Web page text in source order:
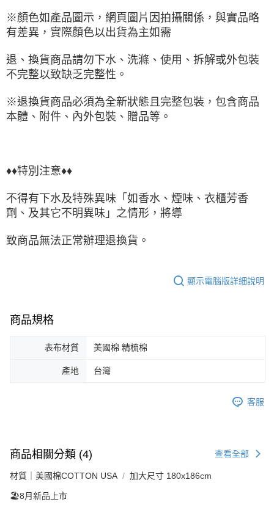
※顏色如產品圖示，網頁圖片因拍攝關係，與實品略
有差異，實際顏色以出貨為主如需
退、換貨商品請勿下水、洗滌、使用、拆解或外包裝
不完整以致缺乏完整性。
※退換貨商品必須為全新狀態且完整包裝，包含商品
本體、附件、內外包裝、贈品等。
♦♦特別注意♦♦
不得有下水及特殊異味「如香水、煙味、衣櫃芳香
劑、及其它不明異味」之情形，將導
致商品無法正常辦理退換貨。
顯示電腦版詳細說明
商品規格
表布材質 美國棉 精梳棉
產地 台灣
客服
商品相關分類 (4) 查看全部
材質｜美國棉COTTON USA 加大尺寸 180x186cm
🏖️8月新品上市